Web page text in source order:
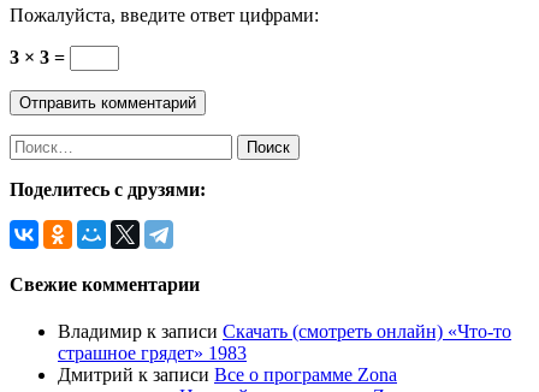
Пожалуйста, введите ответ цифрами:
3 × 3 =
Найти:
Поделитесь с друзями:
Свежие комментарии
Владимир к записи Скачать (смотреть онлайн) «Что-то
страшное грядет» 1983
Дмитрий к записи Все о программе Zona